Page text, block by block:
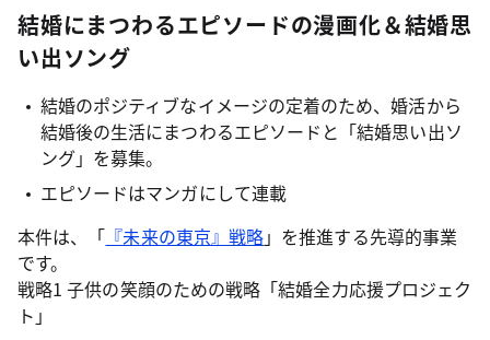
結婚にまつわるエピソードの漫画化＆結婚思
い出ソング
結婚のポジティブなイメージの定着のため、婚活から
結婚後の生活にまつわるエピソードと「結婚思い出ソ
ング」を募集。
エピソードはマンガにして連載
本件は、「 『未来の東京』戦略」を推進する先導的事業
です。
戦略1 子供の笑顔のための戦略「結婚全力応援プロジェク
ト」